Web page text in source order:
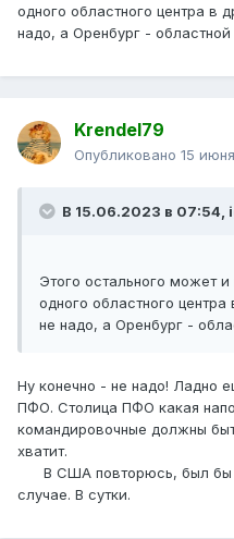
одного областного центра в
надо, а Оренбург -
Krendel79
Опубликовано 15
В 15.06.2023 в 07:54,
Этого остального может
одного областного
не надо, а Оренбург -
Ну конечно - не надо! Ладно
ПФО. Столица ПФО какая
командировочные должны
хватит.
В США повторюсь, был бы
случае. В сутки.